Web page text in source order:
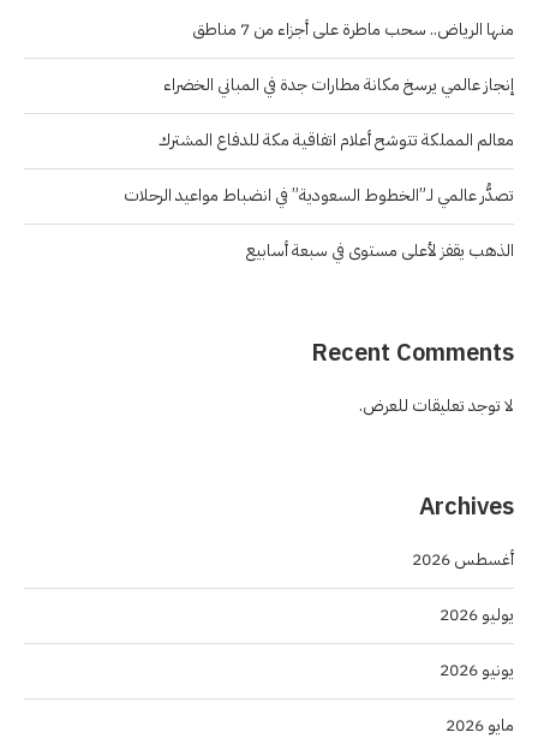
منها الرياض.. سحب ماطرة على أجزاء من 7 مناطق
إنجاز عالمي يرسخ مكانة مطارات جدة في المباني الخضراء
معالم المملكة تتوشح أعلام اتفاقية مكة للدفاع المشترك
تصدُّر عالمي لـ”الخطوط السعودية” في انضباط مواعيد الرحلات
الذهب يقفز لأعلى مستوى في سبعة أسابيع
Recent Comments
لا توجد تعليقات للعرض.
Archives
أغسطس 2026
يوليو 2026
يونيو 2026
مايو 2026